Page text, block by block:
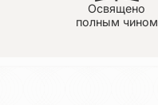
Освящено
полным чином